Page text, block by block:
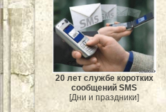
20 лет службе коротких
сообщений SMS
[Дни и праздники]